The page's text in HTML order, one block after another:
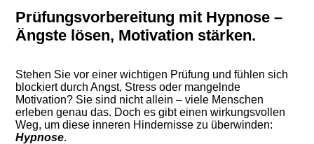
Prüfungsvorbereitung mit Hypnose –
Ängste lösen, Motivation stärken.
Stehen Sie vor einer wichtigen Prüfung und fühlen sich
blockiert durch Angst, Stress oder mangelnde
Motivation? Sie sind nicht allein – viele Menschen
erleben genau das. Doch es gibt einen wirkungsvollen
Weg, um diese inneren Hindernisse zu überwinden:
Hypnose.